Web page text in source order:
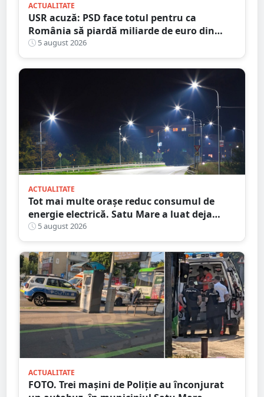
ACTUALITATE
USR acuză: PSD face totul pentru ca
România să piardă miliarde de euro din
PNRR
5 august 2026
ACTUALITATE
Tot mai multe orașe reduc consumul de
energie electrică. Satu Mare a luat deja
măsuri. Cu ce soluții au venit ceilalți
primari
5 august 2026
ACTUALITATE
FOTO. Trei mașini de Poliție au înconjurat